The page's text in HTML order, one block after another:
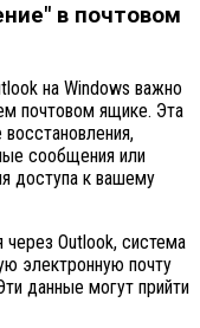
в почтовом
на Windows важно
почтовом ящике. Эта
сообщения или
доступа к вашему
через Outlook, система
электронную почту
данные могут прийти